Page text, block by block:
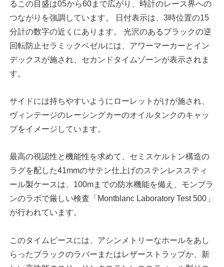
るこの目盛は05から60まで広がり、時計のレース界への
つながりを強調しています。 日付表示は、3時位置の15
分計の数字の近くにあります。 光沢のあるブラックの逆
回転防止セラミックベゼルには、アワーマーカーとイン
デックスが施され、セカンドタイムゾーンが表示されま
す。
サイドには持ちやすいようにローレットがけが施され、
ヴィンテージのレーシングカーのオイルタンクのキャッ
プをイメージしています。
最高の視認性と機能性を求めて、セミスケルトン構造の
ラグを配した41mmのサテン仕上げのステンレススティ
ール製ケースは、100mまでの防水機能を備え、モンブラ
ンのラボで厳しい検査「Montblanc Laboratory Test 500」
が行われています。
このタイムピースには、アシンメトリーなホールをあし
らったブラックのラバーまたはレザーストラップか、新